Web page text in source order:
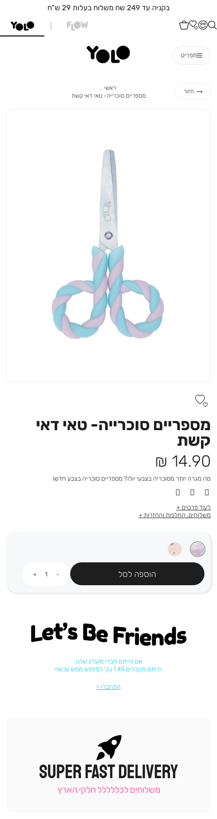
בקניה עד 249 שח משלוח בעלות 29 ש"ח
תפריט
חזור
ראשי
מספריים סוכרייה- טאי דאי קשת
מספריים סוכרייה- טאי דאי
קשת
מחיר
מוצר
14.90 ₪
מה מגרה יותר מסוכריה בצבעי יולו? מספריים סוכריה בצבע חדש!
לעוד פרטים
משלוחים, החלפות והחזרות
הוספה לסל
Let's be friends
אם הייתם חברי מועדון שלנו
הייתם מקבלים 1.49 נק' למימוש ממש עכשיו
התחברו
|
תומכי
-
SUPER FAST DELIVERY
משלוחים לכללללל חלקי הארץ